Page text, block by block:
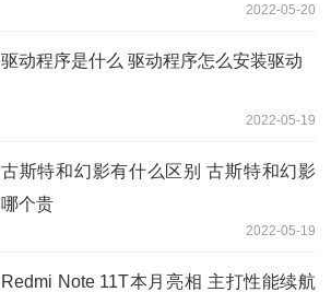
2022-05-20
驱动程序是什么 驱动程序怎么安装驱动
2022-05-19
古斯特和幻影有什么区别 古斯特和幻影
哪个贵
2022-05-19
Redmi Note 11T本月亮相 主打性能续航